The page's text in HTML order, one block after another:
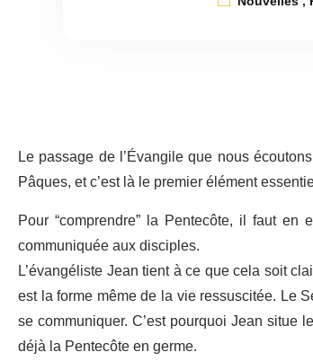
Le passage de l’Évangile que nous
Pâques, et c’est là le premier élément
Pour “comprendre” la Pentecôte, il faut
communiquée aux disciples.
L’évangéliste Jean tient à ce que cela soit
est la forme même de la vie ressuscitée. Le
se communiquer. C’est pourquoi Jean
déjà la Pentecôte en germe.